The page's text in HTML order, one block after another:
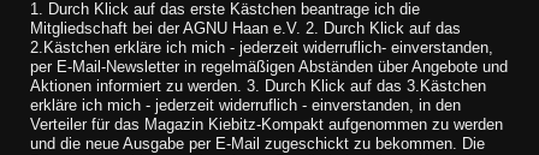
1. Durch Klick auf das erste Kästchen beantrage ich die
Mitgliedschaft bei der AGNU Haan e.V. 2. Durch Klick auf das
2.Kästchen erkläre ich mich - jederzeit widerruflich- einverstanden,
per E-Mail-Newsletter in regelmäßigen Abständen über Angebote und
Aktionen informiert zu werden. 3. Durch Klick auf das 3.Kästchen
erkläre ich mich - jederzeit widerruflich - einverstanden, in den
Verteiler für das Magazin Kiebitz-Kompakt aufgenommen zu werden
und die neue Ausgabe per E-Mail zugeschickt zu bekommen. Die